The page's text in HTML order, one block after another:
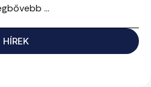
...
HÍREK